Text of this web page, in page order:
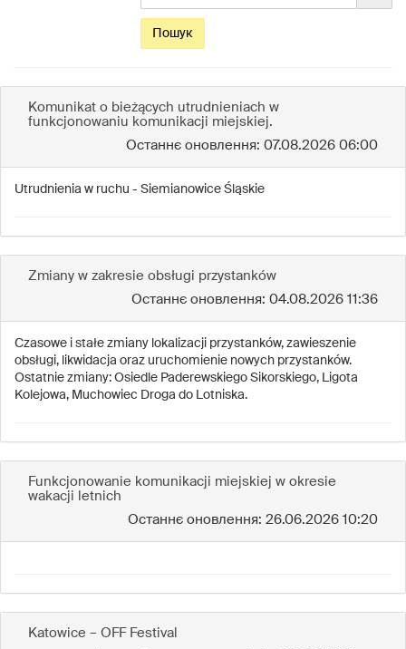
набуття
чинності...
Пошук
Komunikat o bieżących utrudnieniach w
funkcjonowaniu komunikacji miejskiej.
Останнє оновлення: 07.08.2026 06:00
Utrudnienia w ruchu - Siemianowice Śląskie
Zmiany w zakresie obsługi przystanków
Останнє оновлення: 04.08.2026 11:36
Czasowe i stałe zmiany lokalizacji przystanków, zawieszenie
obsługi, likwidacja oraz uruchomienie nowych przystanków.
Ostatnie zmiany: Osiedle Paderewskiego Sikorskiego, Ligota
Kolejowa, Muchowiec Droga do Lotniska.
Funkcjonowanie komunikacji miejskiej w okresie
wakacji letnich
Останнє оновлення: 26.06.2026 10:20
Katowice – OFF Festival